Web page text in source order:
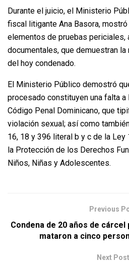
Durante el juicio, el Ministerio
fiscal litigante Ana Basora,
elementos de pruebas
documentales, que demuestran
del hoy condenado.
El Ministerio Público demostró
procesado constituyen una falta
Código Penal Dominicano, que
violación sexual; así como
16, 18 y 396 literal b y c de la
la Protección de los Derechos
Niños, Niñas y Adolescentes.
Previous
Condena de 20 años de
mataron a cinco
Next Post